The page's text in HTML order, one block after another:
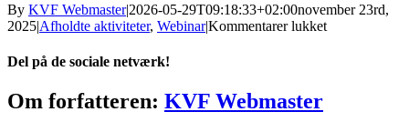
By KVF Webmaster|2026-05-29T09:18:33+02:00november 23rd,
2025|Afholdte aktiviteter, Webinar|Kommentarer lukkettil
Del på de sociale netværk!
Facebook
Twitter
Reddit
LinkedIn
Tumblr
Pinterest
Vk
E-
mail
Om forfatteren: KVF Webmaster